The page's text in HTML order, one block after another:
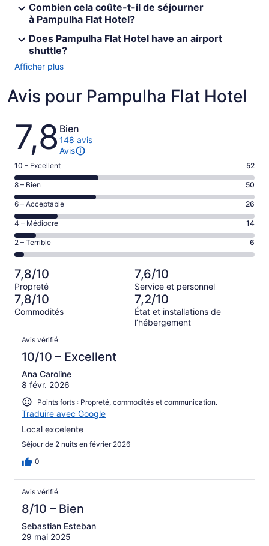
Combien cela coûte-t-il de séjourner
à Pampulha Flat Hotel?
Does Pampulha Flat Hotel have an airport
shuttle?
Afficher plus
Avis pour Pampulha Flat Hotel
Avis
7,8 Bien
148 avis
Avis
Note
de 10
–
Excellent,
d’après
52 avis
sur 148.
10 – Excellent 52
Note
de 8
–
Bien,
d’après
50 avis
sur 148.
8 – Bien 50
Note
de 6
–
Acceptable,
d’après
sur 148.
6 – Acceptable 26
Note
de 4
–
Médiocre,
d’après
14 avis
sur 148.
4 – Médiocre 14
Note
de 2
–
Terrible,
d’après
6 avis
sur 148.
2 – Terrible 6
7,8/10
Propreté
7,6/10
Service et personnel
7,8/10
Commodités
7,2/10
État et installations de
l’hébergement
Avis
Avis vérifié
10/10 – Excellent
Ana Caroline
8 févr. 2026
Points forts : Propreté, commodités et communication.
Traduire avec Google
Local excelente
Séjour de 2 nuits en février 2026
0
Avis vérifié
8/10 – Bien
Sebastian Esteban
29 mai 2025